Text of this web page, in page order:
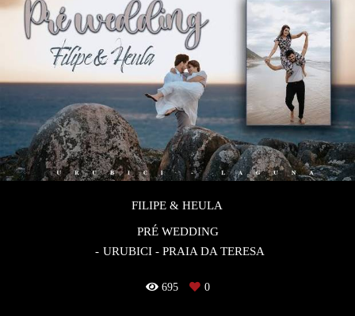
FILIPE & HEULA
PRÉ WEDDING
URUBICI - PRAIA DA TERESA
695 0